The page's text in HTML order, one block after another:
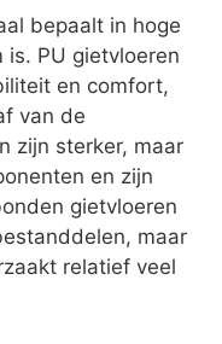
bepaalt in hoge
PU gietvloeren
en comfort,
van de
zijn sterker, maar
en zijn
gietvloeren
maar
relatief veel